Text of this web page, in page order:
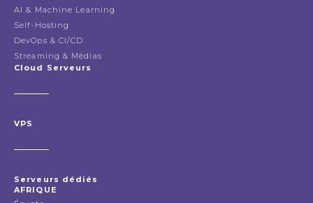
AI & Machine Learning
Self-Hosting
DevOps & CI/CD
Streaming & Médias
Cloud Serveurs
VPS
Serveurs dédiés
AFRIQUE